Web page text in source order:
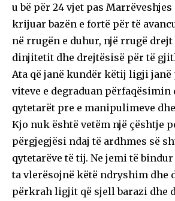
u bë për 24 vjet pas
krijuar bazën e fortë për të
në rrugën e duhur, një rrugë drejt
dinjitetit dhe drejtësisë për të
Ata që janë kundër këtij ligji janë
viteve e degraduan përfaqësimin
qytetarët pre e manipulimeve
Kjo nuk është vetëm një çështje
përgjegjësi ndaj të ardhmes së
qytetarëve të tij. Ne jemi të
ta vlerësojnë këtë ndryshim dhe
përkrah ligjit që sjell barazi dhe